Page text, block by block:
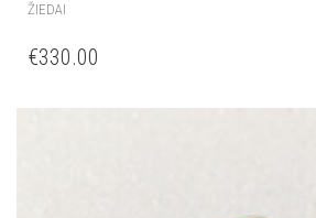
ŽIEDAI
€330.00